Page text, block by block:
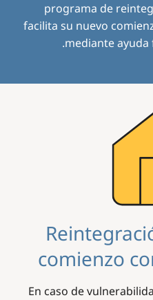
programa de
facilita su nuevo
mediante ayuda
comienzo
En caso de